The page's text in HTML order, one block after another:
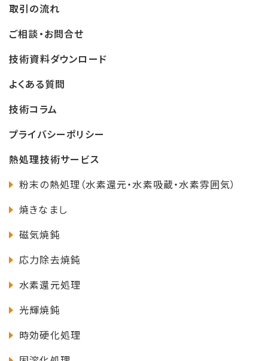
取引の流れ
ご相談・お問合せ
技術資料ダウンロード
よくある質問
技術コラム
プライバシーポリシー
熱処理技術サービス
粉末の熱処理（水素還元・水素吸蔵・水素雰囲気）
焼きなまし
磁気焼鈍
応力除去焼鈍
水素還元処理
光輝焼鈍
時効硬化処理